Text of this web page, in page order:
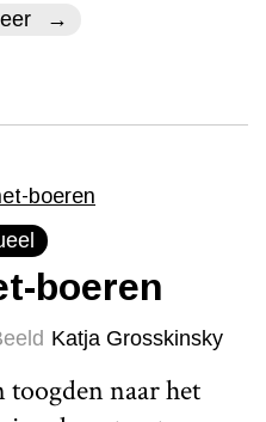
boeren
Katja Grosskinsky
naar het